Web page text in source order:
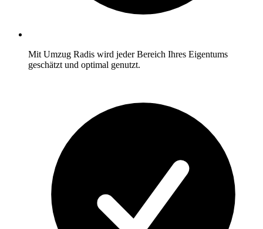
Mit Umzug Radis wird jeder Bereich Ihres Eigentums
geschätzt und optimal genutzt.